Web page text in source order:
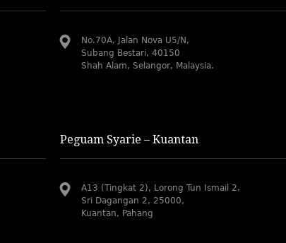
No.70A, Jalan Nova U5/N,
Subang Bestari, 40150
Shah Alam, Selangor, Malaysia.
Peguam Syarie – Kuantan
A13 (Tingkat 2), Lorong Tun Ismail 2,
Sri Dagangan 2, 25000,
Kuantan, Pahang